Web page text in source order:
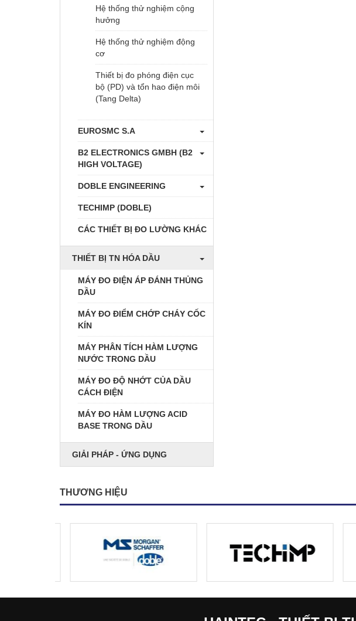
Hệ thống thử nghiệm cộng
hưởng
Hệ thống thử nghiệm động
cơ
Thiết bị đo phóng điện cục
bộ (PD) và tổn hao điện môi
(Tang Delta)
EUROSMC S.A
B2 ELECTRONICS GMBH (B2
HIGH VOLTAGE)
DOBLE ENGINEERING
TECHIMP (DOBLE)
CÁC THIẾT BỊ ĐO LƯỜNG KHÁC
THIẾT BỊ TN HÓA DẦU
MÁY ĐO ĐIỆN ÁP ĐÁNH THỦNG
DẦU
MÁY ĐO ĐIỂM CHỚP CHÁY CỐC
KÍN
MÁY PHÂN TÍCH HÀM LƯỢNG
NƯỚC TRONG DẦU
MÁY ĐO ĐỘ NHỚT CỦA DẦU
CÁCH ĐIỆN
MÁY ĐO HÀM LƯỢNG ACID
BASE TRONG DẦU
GIẢI PHÁP - ỨNG DỤNG
THƯƠNG HIỆU